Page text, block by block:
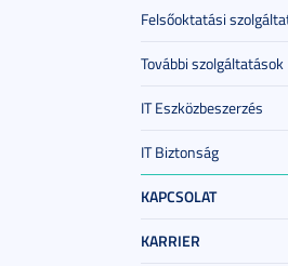
Felsőoktatási
További szolgáltatások
IT Eszközbeszerzés
IT Biztonság
KAPCSOLAT
KARRIER